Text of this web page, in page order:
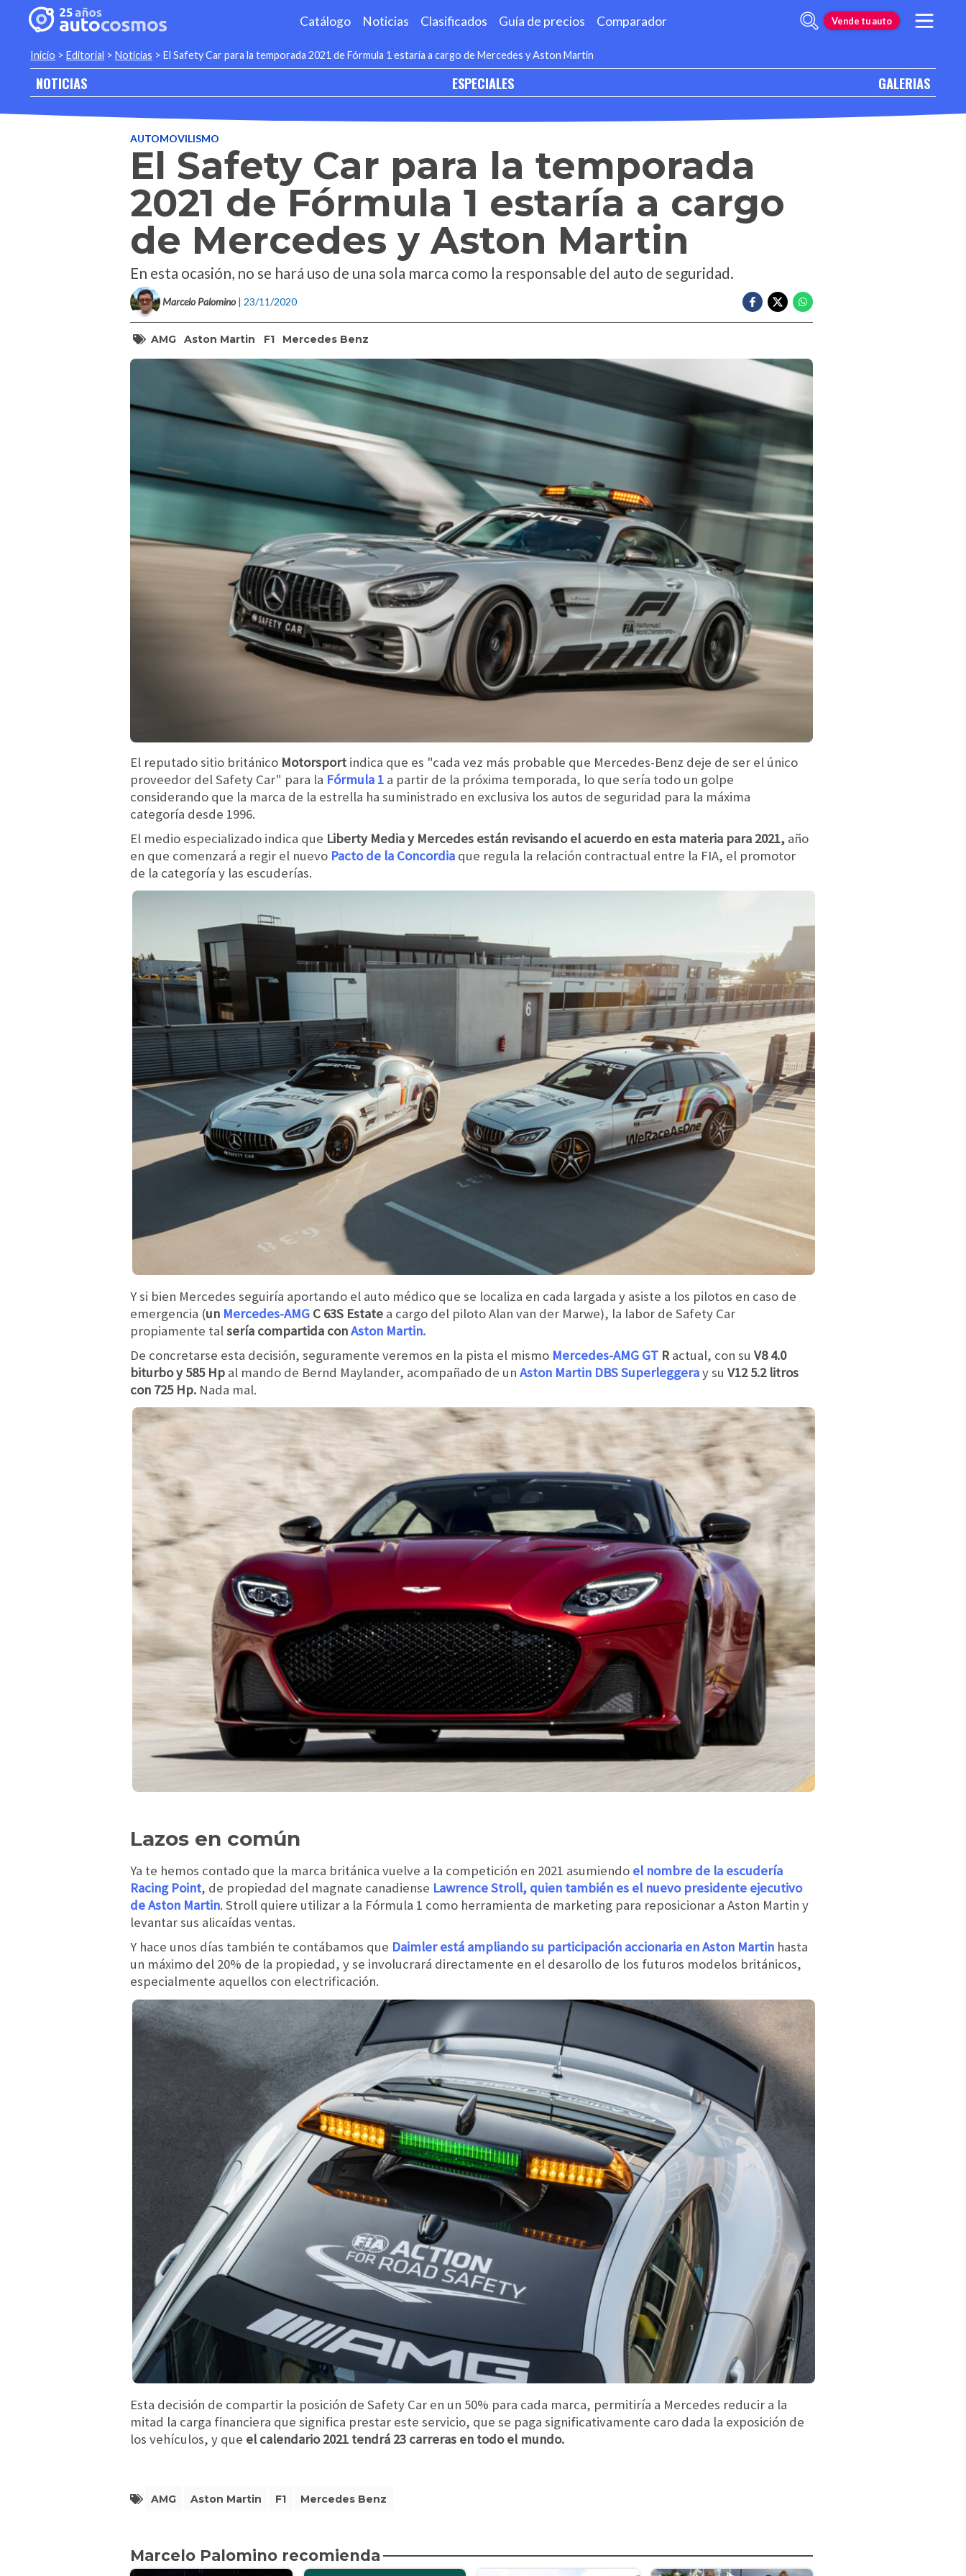
Catálogo Noticias Clasificados Guía de precios Comparador Vende tu auto
Inicio > Editorial > Noticias > El Safety Car para la temporada 2021 de Fórmula 1 estaría a cargo de Mercedes y Aston Martin
NOTICIAS ESPECIALES GALERIAS
AUTOMOVILISMO
El Safety Car para la temporada
2021 de Fórmula 1 estaría a cargo
de Mercedes y Aston Martin
En esta ocasión, no se hará uso de una sola marca como la responsable del auto de seguridad.
Marcelo Palomino | 23/11/2020
AMG Aston Martin F1 Mercedes Benz
El reputado sitio británico Motorsport indica que es "cada vez más probable que Mercedes-Benz deje de ser el único
proveedor del Safety Car" para la Fórmula 1 a partir de la próxima temporada, lo que sería todo un golpe
considerando que la marca de la estrella ha suministrado en exclusiva los autos de seguridad para la máxima
categoría desde 1996.
El medio especializado indica que Liberty Media y Mercedes están revisando el acuerdo en esta materia para 2021, año
en que comenzará a regir el nuevo Pacto de la Concordia que regula la relación contractual entre la FIA, el promotor
de la categoría y las escuderías.
Y si bien Mercedes seguiría aportando el auto médico que se localiza en cada largada y asiste a los pilotos en caso de
emergencia (un Mercedes-AMG C 63S Estate a cargo del piloto Alan van der Marwe), la labor de Safety Car
propiamente talsería compartida conAston Martin.
De concretarse esta decisión, seguramente veremos en la pista el mismo Mercedes-AMG GT Ractual, con su V8 4.0
biturbo y 585 Hp al mando de Bernd Maylander, acompañado de un Aston Martin DBS Superleggeray su V12 5.2 litros
con 725 Hp. Nada mal.
Lazos en común
Ya te hemos contado que la marca británica vuelve a la competición en 2021 asumiendo el nombre de la escudería
Racing Point, de propiedad del magnate canadiense Lawrence Stroll, quien también es el nuevo presidente ejecutivo
de Aston Martin. Stroll quiere utilizar a la Fórmula 1 como herramienta de marketing para reposicionar a Aston Martin y
levantar sus alicaídas ventas.
Y hace unos días también te contábamos que Daimler está ampliando su participación accionaria en Aston Martin hasta
un máximo del 20% de la propiedad, y se involucrará directamente en el desarollo de los futuros modelos británicos,
especialmente aquellos con electrificación.
Esta decisión de compartir la posición de Safety Car en un 50% para cada marca, permitiría a Mercedes reducir a la
mitad la carga financiera que significa prestar este servicio, que se paga significativamente caro dada la exposición de
los vehículos, y que el calendario 2021 tendrá 23 carreras en todo el mundo.
AMG Aston Martin F1 Mercedes Benz
Marcelo Palomino recomienda